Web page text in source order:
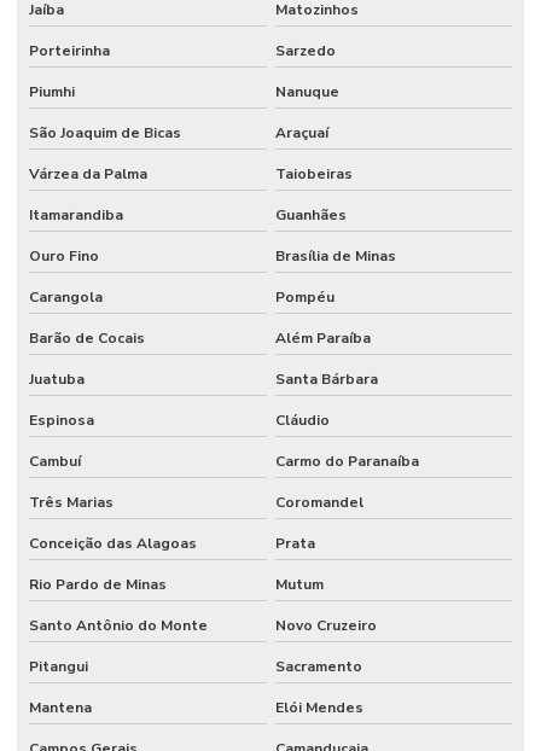
Jaíba Matozinhos
Porteirinha Sarzedo
Piumhi Nanuque
São Joaquim de Bicas Araçuaí
Várzea da Palma Taiobeiras
Itamarandiba Guanhães
Ouro Fino Brasília de Minas
Carangola Pompéu
Barão de Cocais Além Paraíba
Juatuba Santa Bárbara
Espinosa Cláudio
Cambuí Carmo do Paranaíba
Três Marias Coromandel
Conceição das Alagoas Prata
Rio Pardo de Minas Mutum
Santo Antônio do Monte Novo Cruzeiro
Pitangui Sacramento
Mantena Elói Mendes